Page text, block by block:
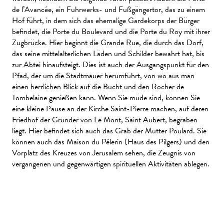
de l’Avancée, ein Fuhrwerks- und Fußgängertor, das zu einem
Hof führt, in dem sich das ehemalige Gardekorps der Bürger
befindet, die Porte du Boulevard und die Porte du Roy mit ihrer
Zugbrücke. Hier beginnt die Grande Rue, die durch das Dorf,
das seine mittelalterlichen Läden und Schilder bewahrt hat, bis
zur Abtei hinaufsteigt. Dies ist auch der Ausgangspunkt für den
Pfad, der um die Stadtmauer herumführt, von wo aus man
einen herrlichen Blick auf die Bucht und den Rocher de
Tombelaine genießen kann. Wenn Sie müde sind, können Sie
eine kleine Pause an der Kirche Saint-Pierre machen, auf deren
Friedhof der Gründer von Le Mont, Saint Aubert, begraben
liegt. Hier befindet sich auch das Grab der Mutter Poulard. Sie
können auch das Maison du Pèlerin (Haus des Pilgers) und den
Vorplatz des Kreuzes von Jerusalem sehen, die Zeugnis von
vergangenen und gegenwärtigen spirituellen Aktivitäten ablegen.